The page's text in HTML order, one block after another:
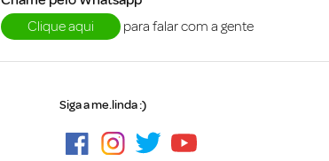
Clique aqui
para falar com a gente
Siga a me.linda :)